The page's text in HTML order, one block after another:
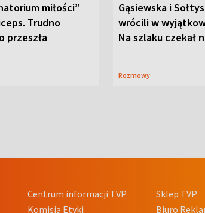
miłości”
Trudno
przeszła
Gąsiewska i
wrócili w
Na szlaku czekał
Rozmowy
Centrum informacji TVP
Komisja Etyki
Sklep TVP
Biuro